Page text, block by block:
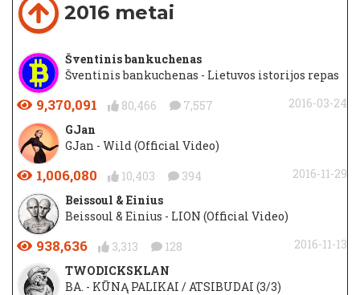
2016 metai
Šventinis bankuchenas
Šventinis bankuchenas - Lietuvos istorijos repas
9,370,091 80,466 7,557
2016-03-24
GJan
GJan - Wild (Official Video)
1,006,080 10,403 394
2016-11-29
Beissoul & Einius
Beissoul & Einius - LION (Official Video)
938,636 3,313 128
2016-11-13
TWODICKSKLAN
BA. - KŪNĄ PALIKAI / ATSIBUDAI (3/3)